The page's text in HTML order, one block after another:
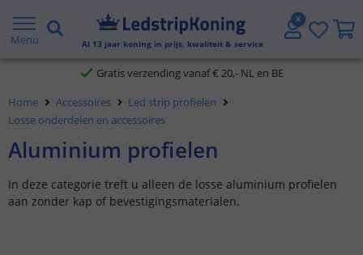
Menu Al 13 jaar koning in prijs, kwaliteit & service
5 jaar garantie
Gratis verzending vanaf € 20,- NL en BE
Klantbeoordeling 9.1
Voor 23:45 uur besteld,morgen in huis
Home Accessoires
Led strip profielen
Losse onderdelen en accessoires
Aluminium profielen
In deze categorie treft u alleen de losse aluminium profielen
aan zonder kap of bevestigingsmaterialen.